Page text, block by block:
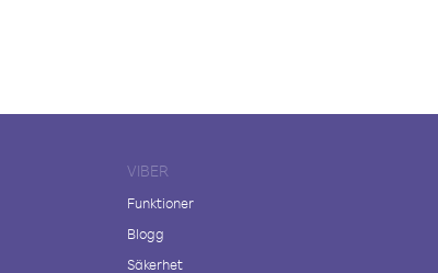
VIBER
Funktioner
Blogg
Säkerhet